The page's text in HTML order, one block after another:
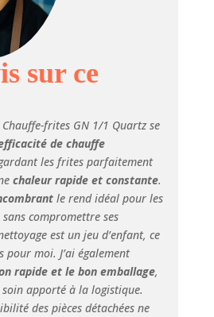
sur ce
Chauffe-frites GN 1/1 Quartz se
de chauffe
les frites parfaitement
chaleur rapide et constante.
le rend idéal pour les
compromettre ses
est un jeu d’enfant, ce
moi. J’ai également
rapide et le bon emballage,
apporté à la logistique.
des pièces détachées ne